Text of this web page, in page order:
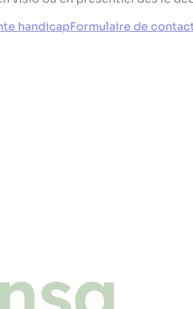
handicapFormulaire de